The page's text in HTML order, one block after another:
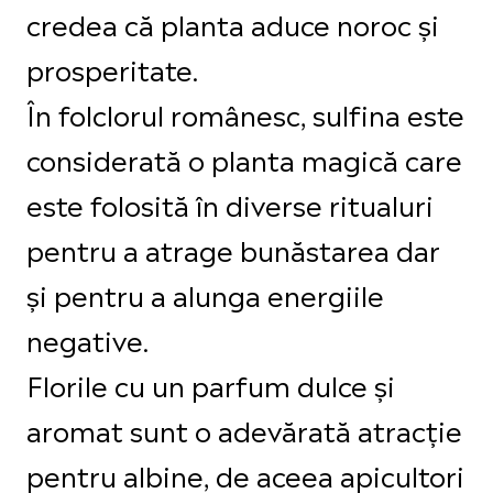
credea că planta aduce noroc și
prosperitate.
În folclorul românesc, sulfina este
considerată o planta magică care
este folosită în diverse ritualuri
pentru a atrage bunăstarea dar
și pentru a alunga energiile
negative.
Florile cu un parfum dulce și
aromat sunt o adevărată atracție
pentru albine, de aceea apicultori